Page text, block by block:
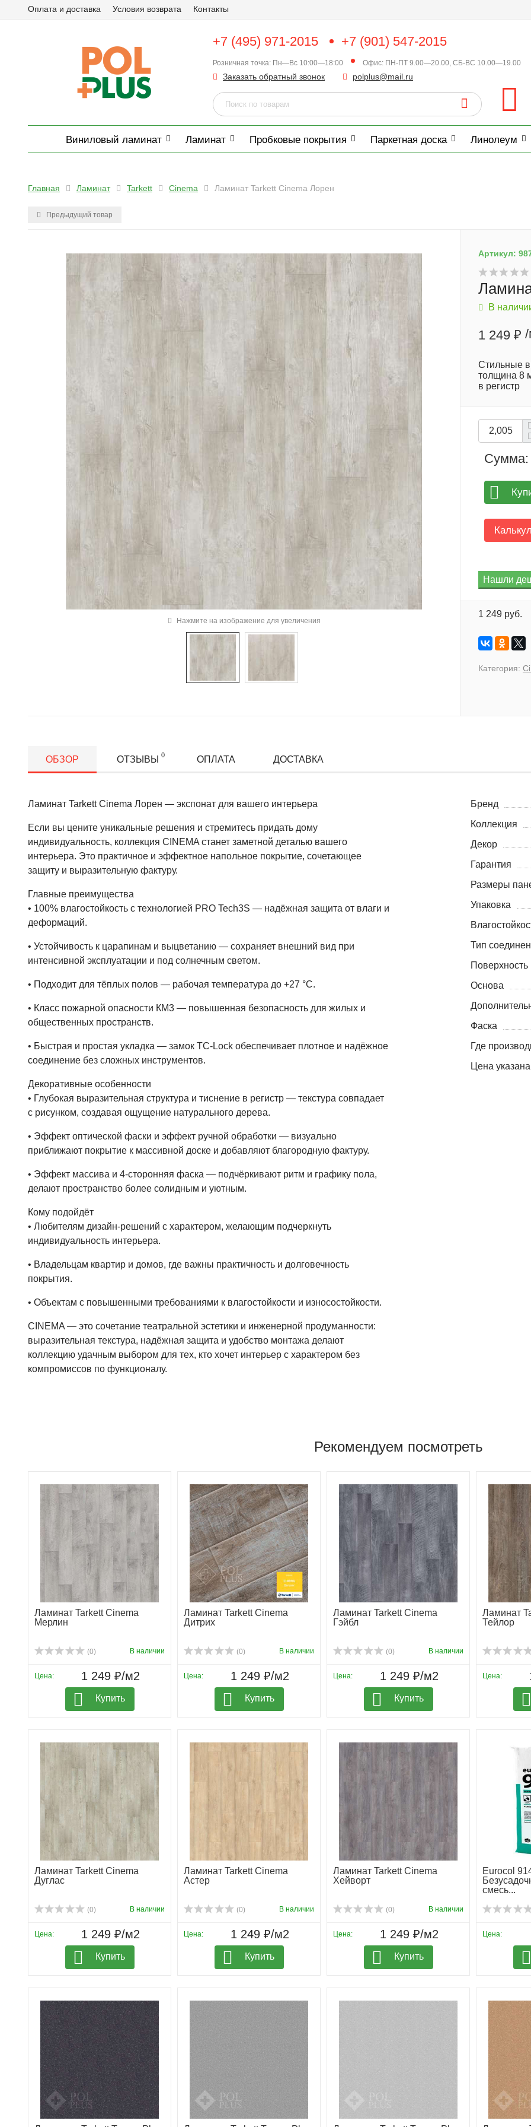
Оплата и доставка Условия возврата Контакты
+7 (495) 971-2015 +7 (901) 547-2015
Розничная точка: Пн—Вс 10:00—18:00 Офис: ПН-ПТ 9.00—20.00, СБ-ВС 10.00—19.00
Заказать обратный звонок polplus@mail.ru
Виниловый ламинат Ламинат Пробковые покрытия Паркетная доска Линолеум
Главная Ламинат Tarkett Cinema Ламинат Tarkett Cinema Лорен
Предыдущий товар
Нажмите на изображение для увеличения
Артикул:
В
1 249 ₽
Стильные
толщина 8
в регистр
Сумма:
1 249 руб.
Категория:
ОБЗОР ОТЗЫВЫ 0 ОПЛАТА ДОСТАВКА
Ламинат Tarkett Cinema Лорен — экспонат для вашего интерьера
Если вы цените уникальные решения и стремитесь придать дому
индивидуальность, коллекция CINEMA станет заметной деталью вашего
интерьера. Это практичное и эффектное напольное покрытие, сочетающее
защиту и выразительную фактуру.
Главные преимущества
• 100% влагостойкость с технологией PRO Tech3S — надёжная защита от влаги и
деформаций.
• Устойчивость к царапинам и выцветанию — сохраняет внешний вид при
интенсивной эксплуатации и под солнечным светом.
• Подходит для тёплых полов — рабочая температура до +27 °C.
• Класс пожарной опасности КМ3 — повышенная безопасность для жилых и
общественных пространств.
• Быстрая и простая укладка — замок TC‑Lock обеспечивает плотное и надёжное
соединение без сложных инструментов.
Декоративные особенности
• Глубокая выразительная структура и тиснение в регистр — текстура совпадает
с рисунком, создавая ощущение натурального дерева.
• Эффект оптической фаски и эффект ручной обработки — визуально
приближают покрытие к массивной доске и добавляют благородную фактуру.
• Эффект массива и 4‑сторонняя фаска — подчёркивают ритм и графику пола,
делают пространство более солидным и уютным.
Кому подойдёт
• Любителям дизайн‑решений с характером, желающим подчеркнуть
индивидуальность интерьера.
• Владельцам квартир и домов, где важны практичность и долговечность
покрытия.
• Объектам с повышенными требованиями к влагостойкости и износостойкости.
CINEMA — это сочетание театральной эстетики и инженерной продуманности:
выразительная текстура, надёжная защита и удобство монтажа делают
коллекцию удачным выбором для тех, кто хочет интерьер с характером без
компромиссов по функционалу.
Бренд
Коллекция
Декор
Гарантия
Размеры
Упаковка
Тип
Поверхность
Основа
Фаска
Где
Цена
Рекомендуем посмотреть
Ламинат Tarkett Cinema
Мерлин
(0) В наличии
Цена: 1 249 ₽/м2
Купить
Ламинат Tarkett Cinema
Дитрих
(0) В наличии
Цена: 1 249 ₽/м2
Купить
Ламинат Tarkett Cinema
Гэйбл
(0) В наличии
Цена: 1 249 ₽/м2
Купить
Ламинат
Тейлор
Цена:
Ламинат Tarkett Cinema
Дуглас
(0) В наличии
Цена: 1 249 ₽/м2
Купить
Ламинат Tarkett Cinema
Астер
(0) В наличии
Цена: 1 249 ₽/м2
Купить
Ламинат Tarkett Cinema
Хейворт
(0) В наличии
Цена: 1 249 ₽/м2
Купить
Eurocol
смесь...
Цена: